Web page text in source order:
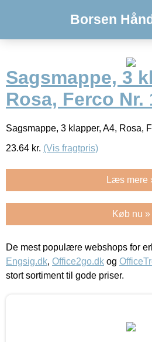
Borsen
Sagsmappe, 3
Rosa, Ferco Nr.
Sagsmappe, 3 klapper, A4, Rosa,
23.64 kr. (Vis fragtpris)
Læs mere
Køb nu »
De mest populære webshops for
Engsig.dk, Office2go.dk og
stort sortiment til gode priser.